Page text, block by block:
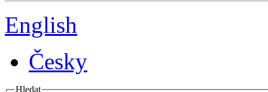
English
Česky
Hledat